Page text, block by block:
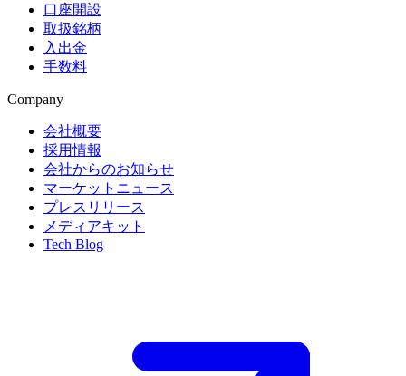
口座開設
取扱銘柄
入出金
手数料
Company
会社概要
採用情報
会社からのお知らせ
マーケットニュース
プレスリリース
メディアキット
Tech Blog